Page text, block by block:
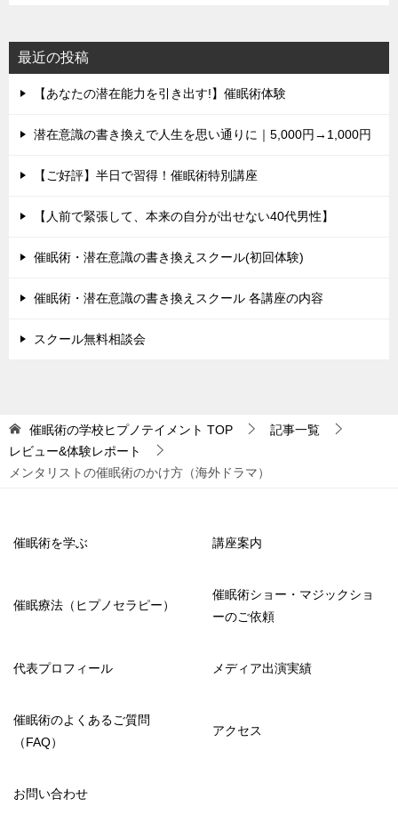
最近の投稿
【あなたの潜在能力を引き出す!】催眠術体験
潜在意識の書き換えで人生を思い通りに｜5,000円→1,000円
【ご好評】半日で習得！催眠術特別講座
【人前で緊張して、本来の自分が出せない40代男性】
催眠術・潜在意識の書き換えスクール(初回体験)
催眠術・潜在意識の書き換えスクール 各講座の内容
スクール無料相談会
催眠術の学校ヒプノテイメント TOP
記事一覧
レビュー&体験レポート
メンタリストの催眠術のかけ方（海外ドラマ）
催眠術を学ぶ 講座案内
催眠療法（ヒプノセラピー）
催眠術ショー・マジックショ
ーのご依頼
代表プロフィール メディア出演実績
催眠術のよくあるご質問
（FAQ）
アクセス
お問い合わせ